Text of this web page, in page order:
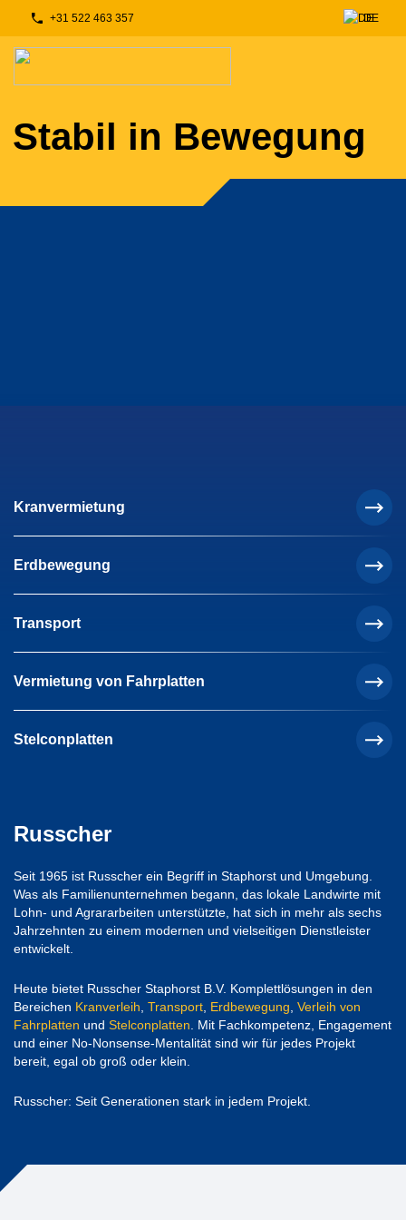
+31 522 463 357
DE
NL
Stabil in Bewegung
Kranvermietung
Erdbewegung
Transport
Vermietung von Fahrplatten
Stelconplatten
Russcher
Seit 1965 ist Russcher ein Begriff in Staphorst und Umgebung.
Was als Familienunternehmen begann, das lokale Landwirte mit
Lohn- und Agrararbeiten unterstützte, hat sich in mehr als sechs
Jahrzehnten zu einem modernen und vielseitigen Dienstleister
entwickelt.
Heute bietet Russcher Staphorst B.V. Komplettlösungen in den
Bereichen Kranverleih Transport Erdbewegung Verleih von
Fahrplatten und Stelconplatten . Mit Fachkompetenz, Engagement
und einer No-Nonsense-Mentalität sind wir für jedes Projekt
bereit, egal ob groß oder klein.
Russcher: Seit Generationen stark in jedem Projekt.